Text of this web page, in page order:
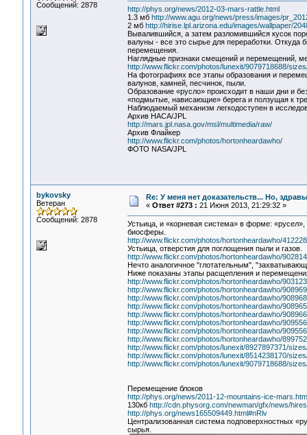
Сообщений: 2878
http://phys.org/news/2012-03-mars-rattle.html
1.3 мб http://www.agu.org/news/press/images/
2 мб http://hirise.lpl.arizona.edu/images/wallpaper/
Вывалившийся, а затем разломившийся кусок
валуны - все это сырье для переработки. Откуда
перемещения.
Наглядные признаки смещений и перемещений,
http://www.flickr.com/photos/lunexit/9079718688/
На фотографиях все этапы образования и
валунов, камней, песчинок, пыли.
Образование «русло» происходит в наши дни и
«подмытые, нависающие» берега и ползущая к
Наблюдаемый механизм легкодоступен в
Архив НАСА/JPL
http://mars.jpl.nasa.gov/msl/multimedia/raw/
Архив Флайкер
http://www.flickr.com/photos/hortonheardawho/
ФОТО NASA/JPL
bykovsky
Ветеран
Сообщений: 2878
Re: У меня нет доказательств... Но,
« Ответ #273 : 21 Июня 2013, 21:29:32 »
Устьица, и «корневая система» в форме:
биосферы.
http://www.flickr.com/photos/hortonheardawho/
Устьица, отверстия для поглощения пыли и газов.
http://www.flickr.com/photos/hortonheardawho/
Нечто аналогичное "глотательным",
Ниже показаны этапы расщепления и
http://www.flickr.com/photos/hortonheardawho/
http://www.flickr.com/photos/hortonheardawho/
http://www.flickr.com/photos/hortonheardawho/
http://www.flickr.com/photos/hortonheardawho/
http://www.flickr.com/photos/hortonheardawho/
http://www.flickr.com/photos/hortonheardawho/
http://www.flickr.com/photos/hortonheardawho/
http://www.flickr.com/photos/hortonheardawho/
http://www.flickr.com/photos/lunexit/8927897371/
http://www.flickr.com/photos/lunexit/8514238170/
http://www.flickr.com/photos/lunexit/9079718688/
Перемещение блоков
http://phys.org/news/2011-12-mountains-ice-
130кб http://cdn.physorg.com/newman/gfx/news/
http://phys.org/news165509449.html#nRlv
Централизованная система подповерхностных
сырья.